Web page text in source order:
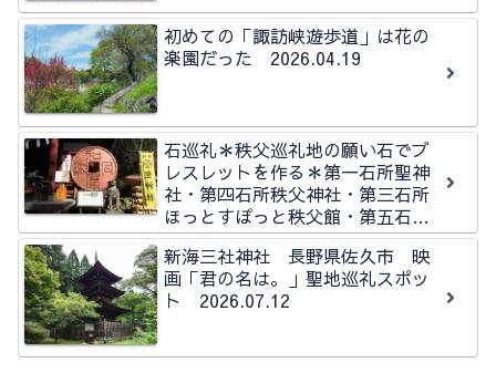
初めての「諏訪峡遊歩道」は花の
楽園だった 2026.04.19
石巡礼＊秩父巡礼地の願い石でブ
レスレットを作る＊第一石所聖神
社・第四石所秩父神社・第三石所
ほっとすぽっと秩父館・第五石所
秩父今宮神社石所
新海三社神社 長野県佐久市 映
画「君の名は。」聖地巡礼スポッ
ト 2026.07.12